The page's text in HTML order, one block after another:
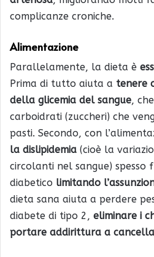
complicanze croniche.
Alimentazione
Parallelamente, la dieta è
Prima di tutto aiuta a tenere
della glicemia del sangue,
carboidrati (zuccheri) che
pasti. Secondo, con
la dislipidemia (cioè la
circolanti nel sangue) spesso
diabetico limitando
dieta sana aiuta a perdere
diabete di tipo 2, eliminare i
portare addirittura a